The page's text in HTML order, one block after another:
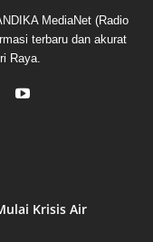
MediaNet (Radio
terbaru dan akurat
Raya.
Krisis Air